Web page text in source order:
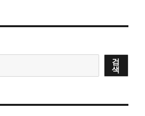
검
색